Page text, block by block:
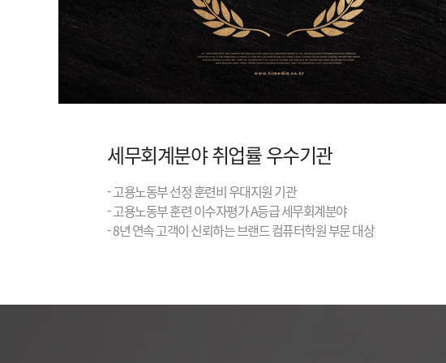
세무회계분야 취업률 우수기관
- 고용노동부 선정 훈련비 우대지원 기관
- 고용노동부 훈련 이수자평가 A등급 세무회계분야
- 8년 연속 고객이 신뢰하는 브랜드 컴퓨터학원 부문 대상